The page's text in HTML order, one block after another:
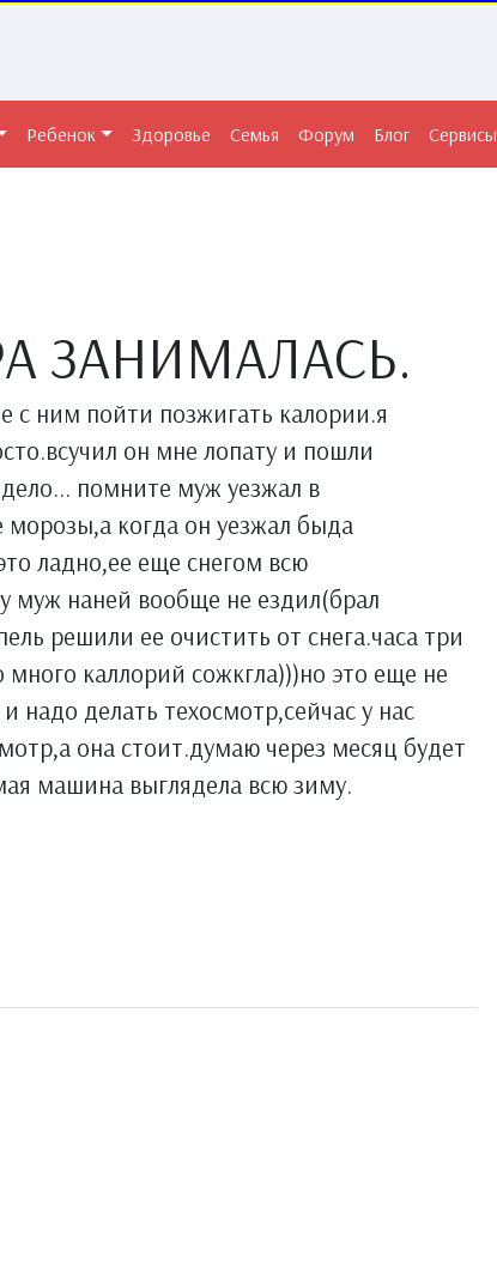
Ребенок Здоровье Семья Форум Блог Сервисы
ЗАНИМАЛАСЬ.
с ним пойти позжигать калории.я
он мне лопату и пошли
помните муж уезжал в
когда он уезжал быда
ладно,ее еще снегом всю
муж наней вообще не ездил(брал
решили ее очистить от снега.часа три
каллорий сожкгла)))но это еще не
надо делать техосмотр,сейчас у нас
она стоит.думаю через месяц будет
машина выглядела всю зиму.